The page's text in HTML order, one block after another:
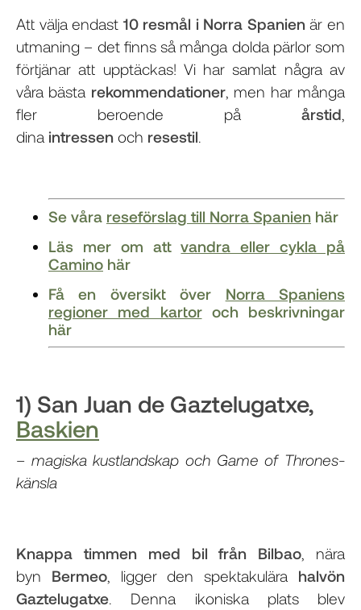
Att välja endast 10 resmål i Norra Spanienär en
utmaning – det finns så många dolda pärlor som
förtjänar att upptäckas! Vi har samlat några av
våra bästa rekommendationer, men har många
fler beroende på årstid,
dina intressen och resestil.
Se våra reseförslag till Norra Spanien här
Läs mer om attvandra eller cykla på
Camino här
Få en översikt över Norra Spaniens
regioner med kartoroch beskrivningar
här
1) San Juan de Gaztelugatxe,
Baskien
– magiska kustlandskap och Game of Thrones-
känsla
Knappa timmen med bil från Bilbao, nära
byn Bermeo, ligger den spektakulära halvön
Gaztelugatxe. Denna ikoniska plats blev